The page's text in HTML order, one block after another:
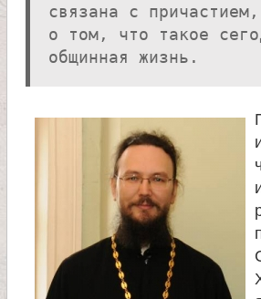
у
связана с
о том, что такое
общинная жизнь.